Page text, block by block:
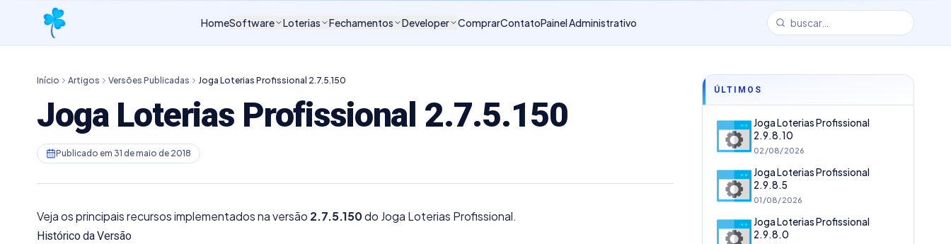
HomeSoftware Loterias Fechamentos Developer ComprarContatoPainel Administrativo
Início Artigos Versões Publicadas Joga Loterias Profissional 2.7.5.150
Joga Loterias Profissional 2.7.5.150
Publicado em 31 de maio de 2018
Veja os principais recursos implementados na versão 2.7.5.150do Joga Loterias Profissional.
Histórico da Versão
ÚLTIMOS
Joga Loterias Profissional
2.9.8.10
02/08/2026
Joga Loterias Profissional
2.9.8.5
01/08/2026
Joga Loterias Profissional
2.9.8.0